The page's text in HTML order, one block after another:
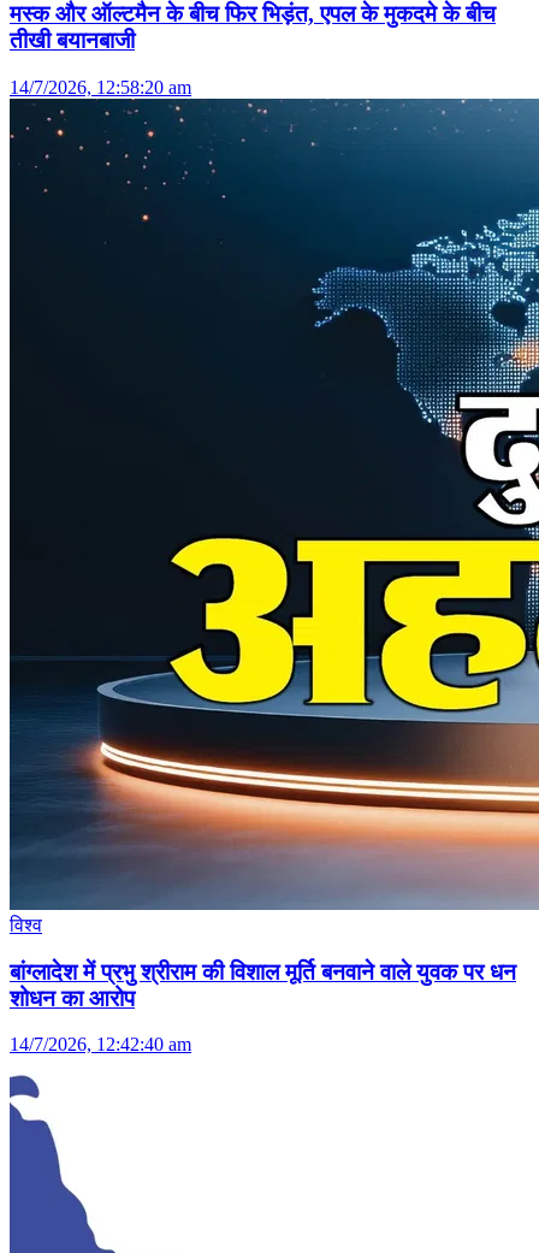
मस्क और ऑल्टमैन के बीच फिर भिड़ंत, एपल के मुकदमे के बीच
तीखी बयानबाजी
14/7/2026, 12:58:20 am
विश्व
बांग्लादेश में प्रभु श्रीराम की विशाल मूर्ति बनवाने वाले युवक पर धन
शोधन का आरोप
14/7/2026, 12:42:40 am